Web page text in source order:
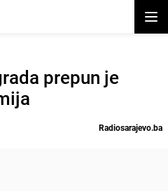
prepun je
Radiosarajevo.ba